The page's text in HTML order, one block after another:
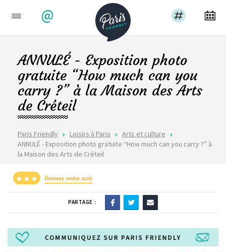
@
Paris Friendly Loisirs à Paris
Arts et culture
ANNULÉ - Exposition photo gratuite “How much can you carry ?” à
la Maison des Arts de Créteil
ANNULÉ - Exposition photo
gratuite “How much can you
carry ?” à la Maison des Arts
de Créteil
Donnez votre avis
PARTAGE :